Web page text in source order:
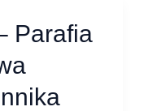
Parafia